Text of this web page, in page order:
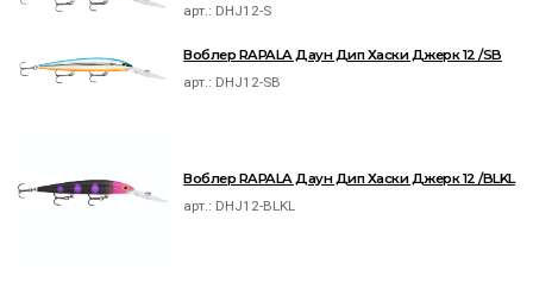
арт.: DHJ12-S
Воблер RAPALA Даун Дип Хаски Джерк 12 /SB
арт.: DHJ12-SB
Воблер RAPALA Даун Дип Хаски Джерк 12 /BLKL
арт.: DHJ12-BLKL